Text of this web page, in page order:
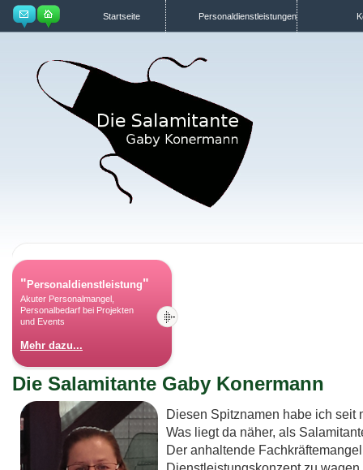
Startseite Personaldienstleistungen
" Personaldienstleistung"
Akuter Personalmangel,
Personalbedarf bei Projekten
und Events
Mehr dazu...
Die Salamitante Gaby Konermann
Diesen Spitznamen habe ich seit
Was liegt da näher, als
Der anha ltende